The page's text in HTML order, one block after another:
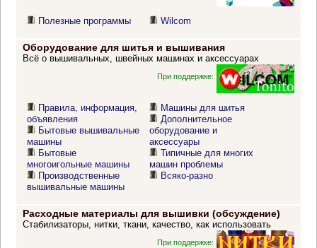
Полезные программы Wilcom
Оборудование для шитья и вышивания
Всё о вышивальных, швейных машинах и аксессуарах
При поддержке:
Правила, информация,
объявления
Бытовые вышивальные
машины
Бытовые
многоигольные машины
Производственные
вышивальные машины
Машины для шитья
Дополнительное
оборудование и
аксессуары
Типичные для многих
машин проблемы
Всяко-разно
Расходные материалы для вышивки (обсуждение)
Стабилизаторы, нитки, ткани, качество, как использовать
При поддержке: